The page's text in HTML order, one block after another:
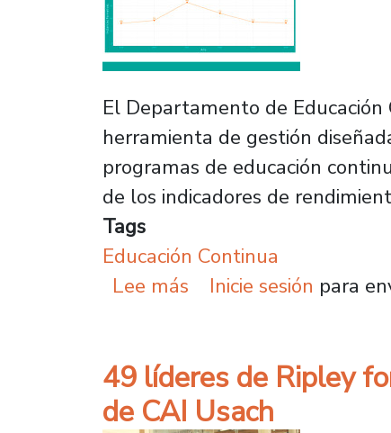
El Departamento de
herramienta de gestión
programas de educación
de los indicadores de
Tags
Educación Continua
Lee más sobre Educación
Inicie sesión para
49 líderes de Ripley
de CAI Usach